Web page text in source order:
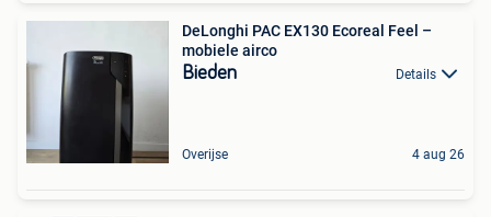
DeLonghi PAC EX130 Ecoreal Feel –
mobiele airco
Bieden Details
Overijse 4 aug 26